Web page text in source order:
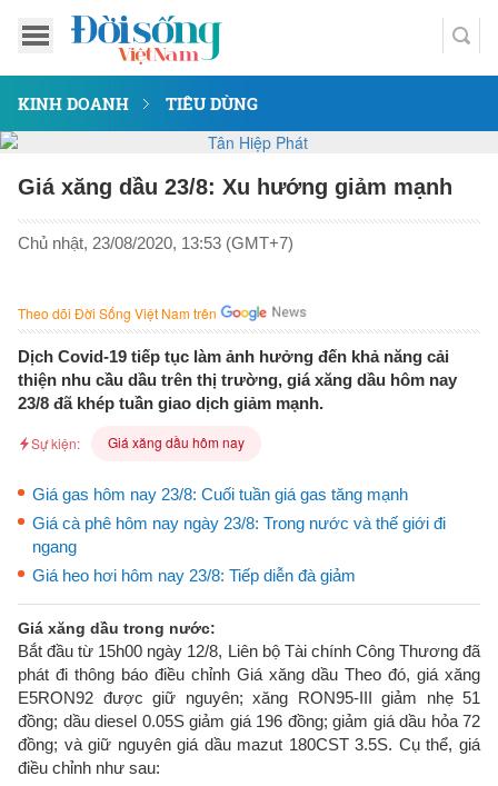
KINH DOANH TIÊU DÙNG
Giá xăng dầu 23/8: Xu hướng giảm mạnh
Chủ nhật, 23/08/2020, 13:53 (GMT+7)
Theo dõi Đời Sống Việt Nam trên
Dịch Covid-19 tiếp tục làm ảnh hưởng đến khả năng cải
thiện nhu cầu dầu trên thị trường, giá xăng dầu hôm nay
23/8 đã khép tuần giao dịch giảm mạnh.
Sự kiện: Giá xăng dầu hôm nay
Giá gas hôm nay 23/8: Cuối tuần giá gas tăng mạnh
Giá cà phê hôm nay ngày 23/8: Trong nước và thế giới đi
ngang
Giá heo hơi hôm nay 23/8: Tiếp diễn đà giảm
Giá xăng dầu trong nước:
Bắt đầu từ 15h00 ngày 12/8, Liên bộ Tài chính Công Thương đã
phát đi thông báo điều chỉnh Giá xăng dầu Theo đó, giá xăng
E5RON92 được giữ nguyên; xăng RON95-III giảm nhẹ 51
đồng; dầu diesel 0.05S giảm giá 196 đồng; giảm giá dầu hỏa 72
đồng; và giữ nguyên giá dầu mazut 180CST 3.5S. Cụ thể, giá
điều chỉnh như sau: